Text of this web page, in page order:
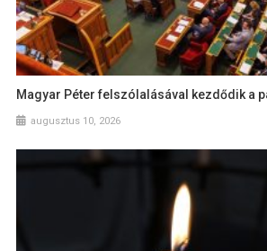
Magyar Péter felszólalásával kezdődik a
augusztus 10, 2026